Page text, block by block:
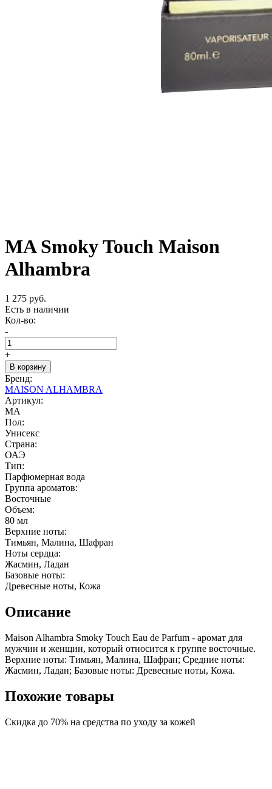
MA Smoky Touch Maison
Alhambra
1 275 руб.
Есть в наличии
Кол-во:
-
+
В корзину
Бренд:
MAISON ALHAMBRA
Артикул:
MA
Пол:
Унисекс
Страна:
ОАЭ
Тип:
Парфюмерная вода
Группа ароматов:
Восточные
Объем:
80 мл
Верхние ноты:
Тимьян, Малина, Шафран
Ноты сердца:
Жасмин, Ладан
Базовые ноты:
Древесные ноты, Кожа
Описание
Maison Alhambra Smoky Touch Eau de Parfum - аромат для
мужчин и женщин, который относится к группе восточные.
Верхние ноты: Тимьян, Малина, Шафран; Средние ноты:
Жасмин, Ладан; Базовые ноты: Древесные ноты, Кожа.
Похожие товары
Скидка до 70% на средства по уходу за кожей